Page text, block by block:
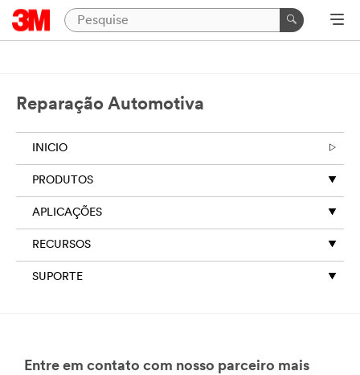
Reparação Automotiva
INICIO
PRODUTOS
APLICAÇÕES
RECURSOS
SUPORTE
Entre em contato com nosso parceiro mais